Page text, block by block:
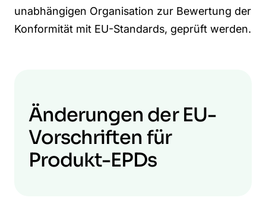
unabhängigen Organisation zur Bewertung der
Konformität mit EU-Standards, geprüft werden.
Änderungen der EU-
Vorschriften für
Produkt-EPDs